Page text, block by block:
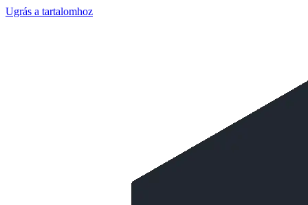
Ugrás a tartalomhoz